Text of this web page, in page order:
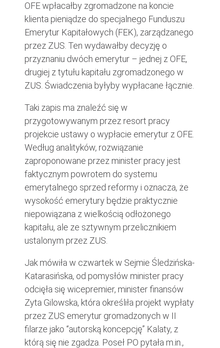
OFE wpłacałby zgromadzone na koncie
klienta pieniądze do specjalnego Funduszu
Emerytur Kapitałowych (FEK), zarządzanego
przez ZUS. Ten wydawałby decyzję o
przyznaniu dwóch emerytur – jednej z OFE,
drugiej z tytułu kapitału zgromadzonego w
ZUS. Świadczenia byłyby wypłacane łącznie.
Taki zapis ma znaleźć się w
przygotowywanym przez resort pracy
projekcie ustawy o wypłacie emerytur z OFE.
Według analityków, rozwiązanie
zaproponowane przez minister pracy jest
faktycznym powrotem do systemu
emerytalnego sprzed reformy i oznacza, że
wysokość emerytury będzie praktycznie
niepowiązana z wielkością odłożonego
kapitału, ale ze sztywnym przelicznikiem
ustalonym przez ZUS.
Jak mówiła w czwartek w Sejmie Śledzińska-
Katarasińska, od pomysłów minister pracy
odcięła się wicepremier, minister finansów
Zyta Gilowska, która określiła projekt wypłaty
przez ZUS emerytur gromadzonych w II
filarze jako “autorską koncepcję” Kalaty, z
którą się nie zgadza. Poseł PO pytała m.in.,